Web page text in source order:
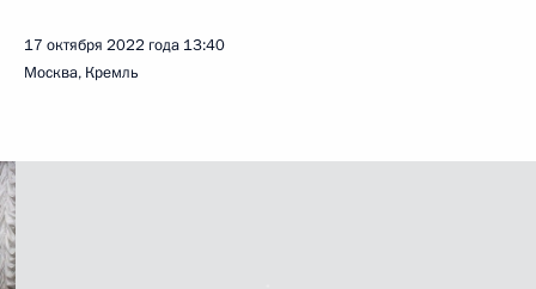
17 октября 2022 года 13:40
Москва, Кремль